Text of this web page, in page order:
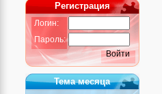
Регистрация
Логин:
Пароль:
Войти
Тема месяца